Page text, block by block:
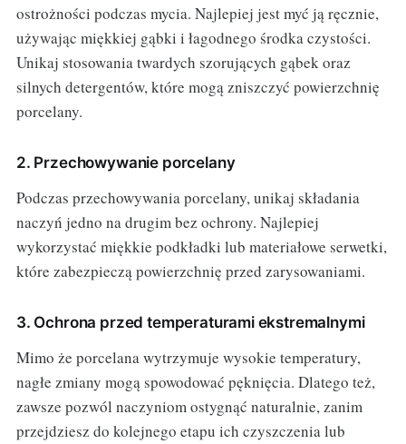
ostrożności podczas mycia. Najlepiej jest myć ją ręcznie,
używając miękkiej gąbki i łagodnego środka czystości.
Unikaj stosowania twardych szorujących gąbek oraz
silnych detergentów, które mogą zniszczyć powierzchnię
porcelany.
2. Przechowywanie porcelany
Podczas przechowywania porcelany, unikaj składania
naczyń jedno na drugim bez ochrony. Najlepiej
wykorzystać miękkie podkładki lub materiałowe serwetki,
które zabezpieczą powierzchnię przed zarysowaniami.
3. Ochrona przed temperaturami ekstremalnymi
Mimo że porcelana wytrzymuje wysokie temperatury,
nagłe zmiany mogą spowodować pęknięcia. Dlatego też,
zawsze pozwól naczyniom ostygnąć naturalnie, zanim
przejdziesz do kolejnego etapu ich czyszczenia lub